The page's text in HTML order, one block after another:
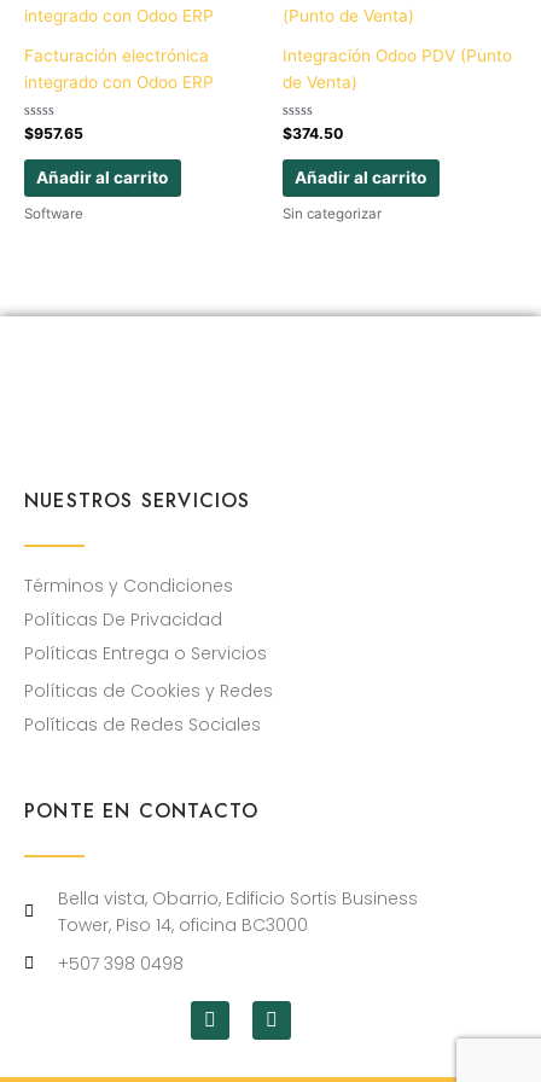
Facturación electrónica
integrado con Odoo ERP
Valorado
con
0
$957.65
Añadir al carrito
Software
Integración Odoo PDV (Punto
de Venta)
Valorado
con
0
$374.50
Añadir al carrito
Sin categorizar
NUESTROS SERVICIOS
Términos y Condiciones
Políticas De Privacidad
Políticas Entrega o Servicios
Políticas de Cookies y Redes
Políticas de Redes Sociales
PONTE EN CONTACTO
Bella vista, Obarrio, Edificio Sortis Business
Tower, Piso 14, oficina BC3000
+507 398 0498
I
c
I
n